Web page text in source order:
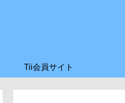
Tii会員サイト